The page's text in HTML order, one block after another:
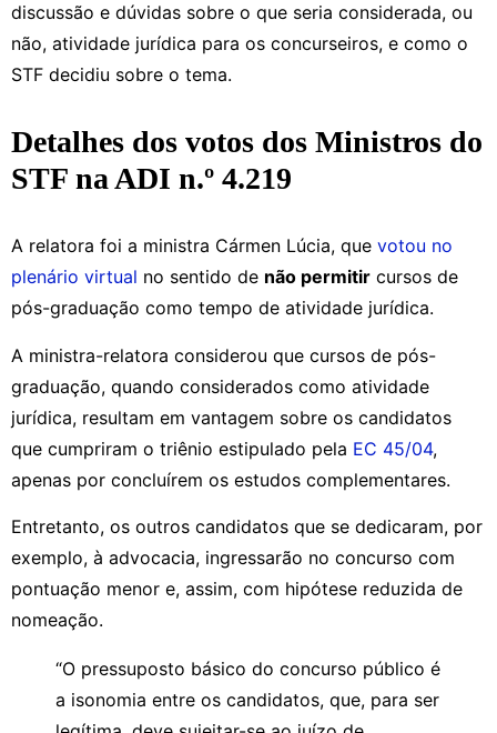
discussão e dúvidas sobre o que seria considerada, ou
não, atividade jurídica para os concurseiros, e como o
STF decidiu sobre o tema.
Detalhes dos votos dos Ministros do
STF na ADI n.º 4.219
A relatora foi a ministra Cármen Lúcia, que votou no
plenário virtual no sentido de não permitir cursos de
pós-graduação como tempo de atividade jurídica.
A ministra-relatora considerou que cursos de pós-
graduação, quando considerados como atividade
jurídica, resultam em vantagem sobre os candidatos
que cumpriram o triênio estipulado pela EC 45/04,
apenas por concluírem os estudos complementares.
Entretanto, os outros candidatos que se dedicaram, por
exemplo, à advocacia, ingressarão no concurso com
pontuação menor e, assim, com hipótese reduzida de
nomeação.
“O pressuposto básico do concurso público é
a isonomia entre os candidatos, que, para ser